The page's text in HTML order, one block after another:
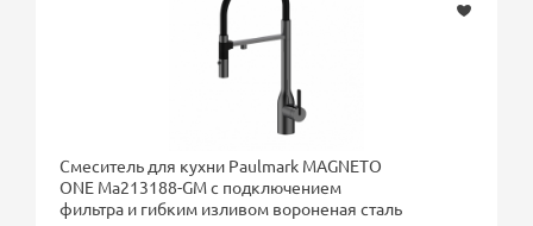
Смеситель для кухни Paulmark MAGNETO
ONE Ma213188-GM с подключением
фильтра и гибким изливом вороненая сталь